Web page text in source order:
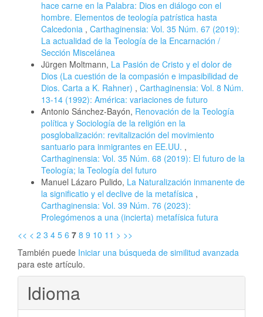
hace carne en la Palabra: Dios en diálogo con el
hombre. Elementos de teología patrística hasta
Calcedonia , Carthaginensia: Vol. 35 Núm. 67 (2019):
La actualidad de la Teología de la Encarnación /
Sección Miscelánea
Jürgen Moltmann, La Pasión de Cristo y el dolor de
Dios (La cuestión de la compasión e impasibilidad de
Dios. Carta a K. Rahner) , Carthaginensia: Vol. 8 Núm.
13-14 (1992): América: variaciones de futuro
Antonio Sánchez-Bayón, Renovación de la Teología
política y Sociología de la religión en la
posglobalización: revitalización del movimiento
santuario para inmigrantes en EE.UU. ,
Carthaginensia: Vol. 35 Núm. 68 (2019): El futuro de la
Teología; la Teología del futuro
Manuel Lázaro Pulido, La Naturalización inmanente de
la significatio y el declive de la metafísica ,
Carthaginensia: Vol. 39 Núm. 76 (2023):
Prolegómenos a una (incierta) metafísica futura
<< < 2 3 4 5 6 7 8 9 10 11 > >>
También puede Iniciar una búsqueda de similitud avanzada
para este artículo.
Idioma